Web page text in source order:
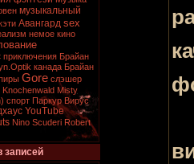
музыкальный
Авангард sex
немое кино
приключения Брайан
канада Брайан
Gore слэшер
Knochenwald Misty
спорт Паркур Вирус
YouTube
Nino Scuderi Robert
записей